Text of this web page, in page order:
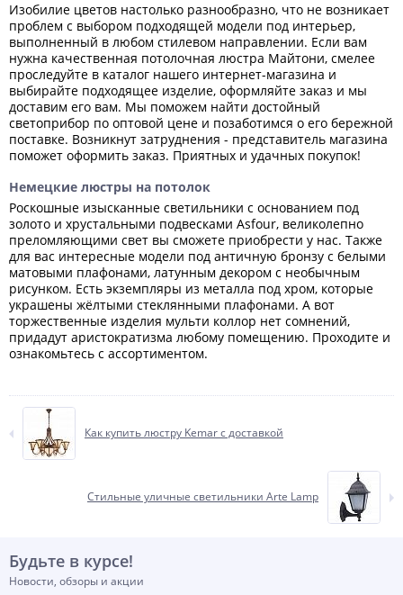
Изобилие цветов настолько разнообразно, что не возникает
проблем с выбором подходящей модели под интерьер,
выполненный в любом стилевом направлении. Если вам
нужна качественная потолочная люстра Майтони, смелее
проследуйте в каталог нашего интернет-магазина и
выбирайте подходящее изделие, оформляйте заказ и мы
доставим его вам. Мы поможем найти достойный
светоприбор по оптовой цене и позаботимся о его бережной
поставке. Возникнут затруднения - представитель магазина
поможет оформить заказ. Приятных и удачных покупок!
Немецкие люстры на потолок
Роскошные изысканные светильники с основанием под
золото и хрустальными подвесками Аsfour, великолепно
преломляющими свет вы сможете приобрести у нас. Также
для вас интересные модели под античную бронзу с белыми
матовыми плафонами, латунным декором с необычным
рисунком. Есть экземпляры из металла под хром, которые
украшены жёлтыми стеклянными плафонами. А вот
торжественные изделия мульти коллор нет сомнений,
придадут аристократизма любому помещению. Проходите и
ознакомьтесь с ассортиментом.
Как купить люстру Kemar с доставкой
Стильные уличные светильники Arte Lamp
Будьте в курсе!
Новости, обзоры и акции